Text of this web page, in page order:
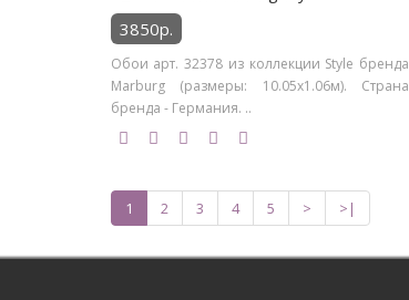
3850р.
Обои арт. 32378 из коллекции Style бренда
Marburg (размеры: 10.05х1.06м). Страна
бренда - Германия. ..
1 2 3 4 5 > >|